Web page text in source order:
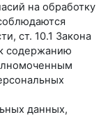
на обработку
ст. 10.1 Закона
содержанию
данных,